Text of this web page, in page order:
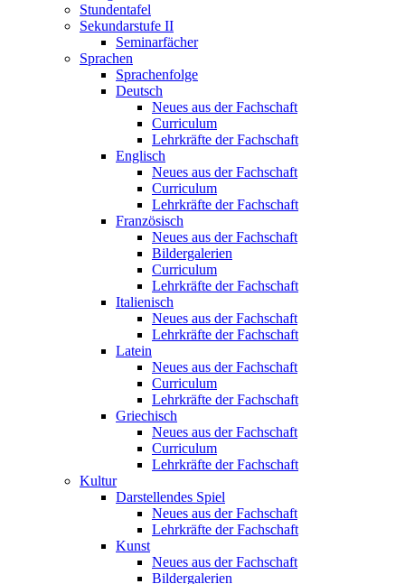
Stundentafel
Sekundarstufe II
Seminarfächer
Sprachen
Sprachenfolge
Deutsch
Neues aus der Fachschaft
Curriculum
Lehrkräfte der Fachschaft
Englisch
Neues aus der Fachschaft
Curriculum
Lehrkräfte der Fachschaft
Französisch
Neues aus der Fachschaft
Bildergalerien
Curriculum
Lehrkräfte der Fachschaft
Italienisch
Neues aus der Fachschaft
Lehrkräfte der Fachschaft
Latein
Neues aus der Fachschaft
Curriculum
Lehrkräfte der Fachschaft
Griechisch
Neues aus der Fachschaft
Curriculum
Lehrkräfte der Fachschaft
Kultur
Darstellendes Spiel
Neues aus der Fachschaft
Lehrkräfte der Fachschaft
Kunst
Neues aus der Fachschaft
Bildergalerien